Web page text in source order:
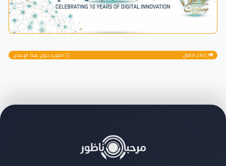
إعلان ممول المزيد حول هذا الإعلان